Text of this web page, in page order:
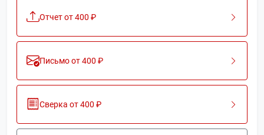
Отчет от 400 ₽
Письмо от 400 ₽
Сверка от 400 ₽